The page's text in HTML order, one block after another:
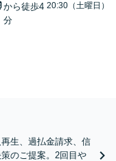
から徒歩4
分
20:30（土曜日）
生、過払金請求、信
のご提案。2回目や